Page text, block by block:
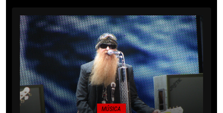
MÚSICA